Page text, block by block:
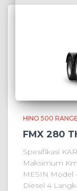
HINO 500
FMX 280
Spesifikasi
Maksimum
MESIN Model
Diesel 4